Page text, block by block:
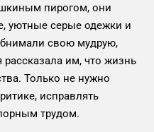
пирогом, они
уютные серые одежки и
свою мудрую,
рассказала им, что жизнь
Только не нужно
исправлять
трудом.